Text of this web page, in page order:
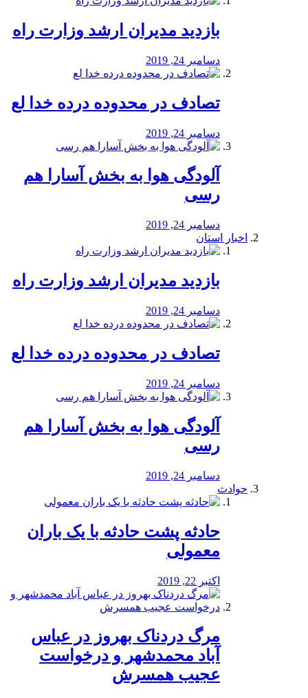
بازدید مدیران ارشد وزارت راه
دسامبر 24, 2019
تصادف در محدوده درده خدا لع
دسامبر 24, 2019
آلودگی هوا به بخش آسارا هم
رسی
دسامبر 24, 2019
اخبار استان
بازدید مدیران ارشد وزارت راه
دسامبر 24, 2019
تصادف در محدوده درده خدا لع
دسامبر 24, 2019
آلودگی هوا به بخش آسارا هم
رسی
دسامبر 24, 2019
حوادث
️حادثه پشت حادثه با یک باران
معمولی
اکتبر 22, 2019
مرگ دردناک بهروز در عباس
آباد محمدشهر و درخواست
عجیب همسرش